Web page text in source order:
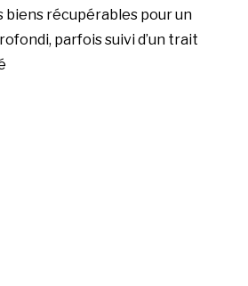
biens récupérables pour un
parfois suivi d’un trait